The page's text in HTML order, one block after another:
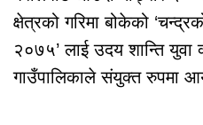
क्षेत्रको गरिमा बोकेको
२०७५’ लाई उदय शान्ति
गाउँपालिकाले संयुक्त रुपमा